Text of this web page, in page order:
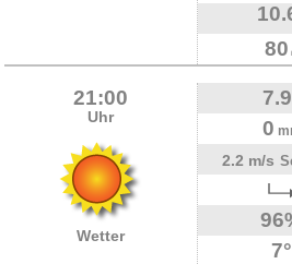
80
21:00
Uhr
Wetter
0
2.2 m/s
7°